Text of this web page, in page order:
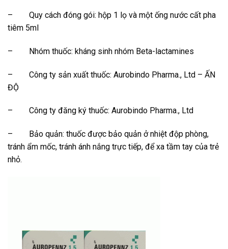
–
Quy cách đóng gói: hộp 1 lọ và một ống nước cất pha
tiêm 5ml
– Nhóm thuốc: kháng sinh nhóm Beta-lactamines
–
Công ty sản xuất thuốc: Aurobindo Pharma., Ltd – ẤN
ĐỘ
– Công ty đăng ký thuốc: Aurobindo Pharma., Ltd
–
Bảo quản: thuốc được bảo quản ở nhiệt độp phòng,
tránh ẩm mốc, tránh ánh nắng trực tiếp, để xa tầm tay của trẻ
nhỏ.